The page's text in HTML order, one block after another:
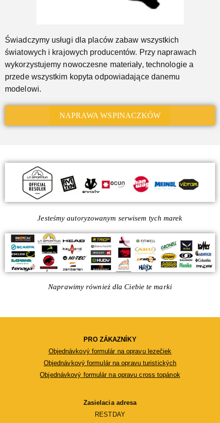
Świadczymy usługi dla placów zabaw wszystkich
światowych i krajowych producentów. Przy naprawach
wykorzystujemy nowoczesne materiały, technologie a
przede wszystkim kopyta odpowiadające danemu
modelowi.
NAPRAWA WSPINACZKÓW
Jesteśmy autoryzowanym serwisem tych marek
Naprawimy również dla Ciebie te marki
PRO ZÁKAZNÍKY
Objednávkový formulár na opravu lezečiek
Objednávkový formulár na opravu turistických
Objednávkový formulár na opravu cross topánok
Zasielacia adresa
RESTDAY